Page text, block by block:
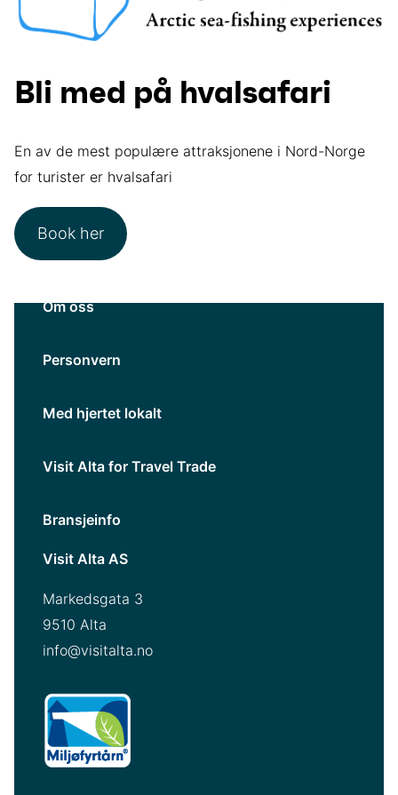
Bli med på hvalsafari
En av de mest populære attraksjonene i Nord-Norge
for turister er hvalsafari
Book her
Om oss
Personvern
Med hjertet lokalt
Visit Alta for Travel Trade
Bransjeinfo
Visit Alta AS
Markedsgata 3
9510 Alta
info@visitalta.no